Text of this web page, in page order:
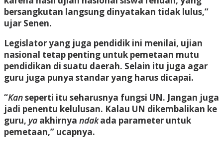
bersangkutan langsung dinyatakan tidak lulus,”
ujar Senen.
Legislator yang juga pendidik ini menilai, ujian
nasional tetap penting untuk pemetaan mutu
pendidikan di suatu daerah. Selain itu juga agar
guru juga punya standar yang harus dicapai.
“Kanseperti itu seharusnya fungsi UN. Jangan juga
jadi penentu kelulusan. Kalau UN dikembalikan ke
guru, ya akhirnya ndakada parameter untuk
pemetaan,” ucapnya.